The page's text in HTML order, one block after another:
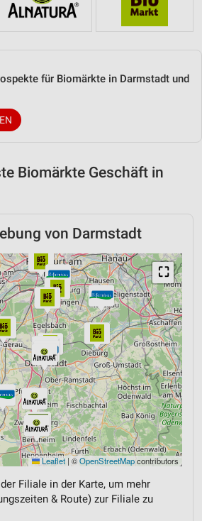
für Biomärkte in Darmstadt und
Biomärkte Geschäft in
von Darmstadt
⛶
Leaflet | ©OpenStreetMapcontributors
Filiale in der Karte, um mehr
& Route) zur Filiale zu